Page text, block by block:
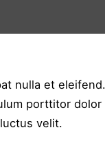
nulla et
porttitor
velit.